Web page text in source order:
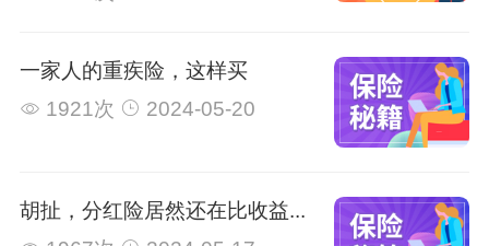
一家人的重疾险，这样买
1921次
2024-05-20
胡扯，分红险居然还在比收益...